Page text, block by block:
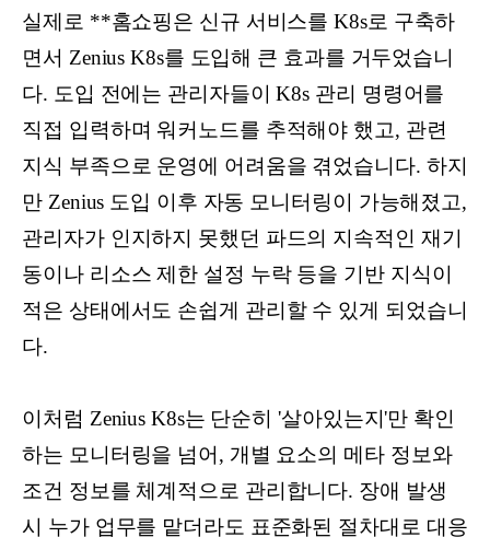
실제로 **홈쇼핑은 신규 서비스를 K8s로 구축하
면서 Zenius K8s를 도입해 큰 효과를 거두었습니
다. 도입 전에는 관리자들이 K8s 관리 명령어를
직접 입력하며 워커노드를 추적해야 했고, 관련
지식 부족으로 운영에 어려움을 겪었습니다. 하지
만 Zenius 도입 이후 자동 모니터링이 가능해졌고,
관리자가 인지하지 못했던 파드의 지속적인 재기
동이나 리소스 제한 설정 누락 등을 기반 지식이
적은 상태에서도 손쉽게 관리할 수 있게 되었습니
다.
이처럼 Zenius K8s는 단순히 '살아있는지'만 확인
하는 모니터링을 넘어, 개별 요소의 메타 정보와
조건 정보를 체계적으로 관리합니다. 장애 발생
시 누가 업무를 맡더라도 표준화된 절차대로 대응